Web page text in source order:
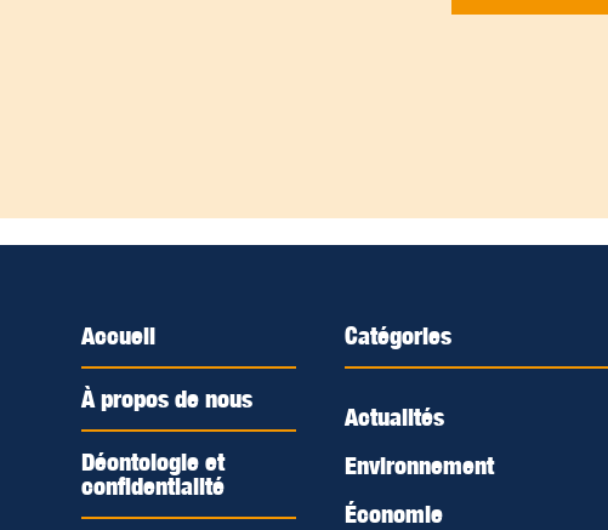
Accueil
À propos de nous
Déontologie et
confidentialité
Catégories
Actualités
Environnement
Économie